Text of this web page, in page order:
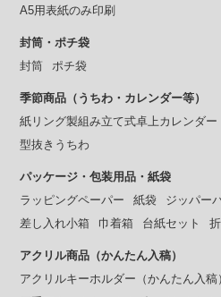
A5用表紙のみ印刷
封筒・ポチ袋
封筒
ポチ袋
季節商品（うちわ・カレンダー等）
紙リング製組み立て式卓上カレンダー
型抜きうちわ
パッケージ・包装用品・紙袋
ラッピングペーパー
紙袋 ジッパー
差し入れ小箱
巾着箱 台紙セット
アクリル商品（かんたん入稿）
アクリルキーホルダー（かんたん入稿